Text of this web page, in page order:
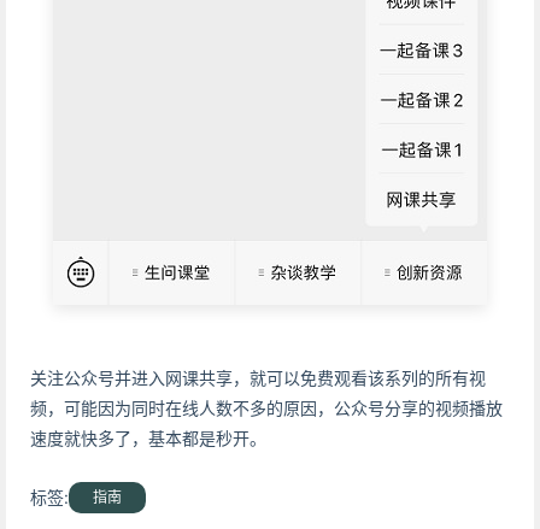
关注公众号并进入网课共享，就可以免费观看该系列的所有视
频，可能因为同时在线人数不多的原因，公众号分享的视频播放
速度就快多了，基本都是秒开。
标签: 指南